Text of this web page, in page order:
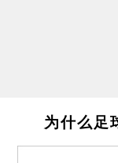
为什么足